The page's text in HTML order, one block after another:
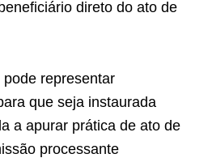
direto do ato de
representar
que seja instaurada
a apurar prática de ato de
processante